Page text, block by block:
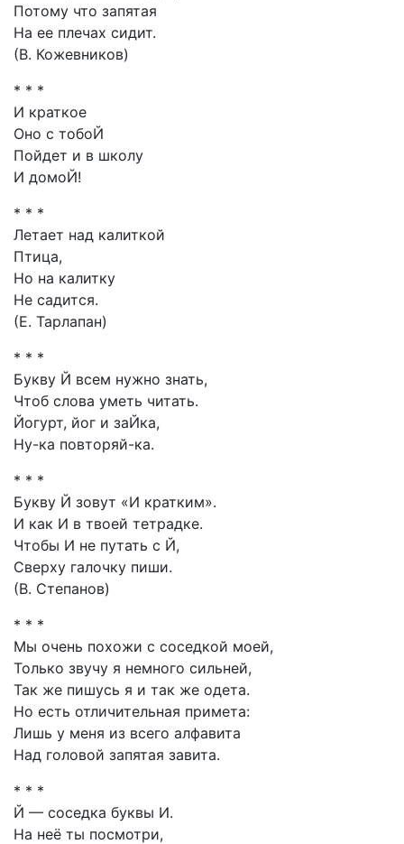
Потому что запятая
На ее плечах сидит.
(В. Кожевников)
* * *
И краткое
Оно с тобоЙ
Пойдет и в школу
И домоЙ!
* * *
Летает над калиткой
Птица,
Но на калитку
Не садится.
(Е. Тарлапан)
* * *
Букву Й всем нужно знать,
Чтоб слова уметь читать.
Йогурт, йог и заЙка,
Ну-ка повторяй-ка.
* * *
Букву Й зовут «И кратким».
И как И в твоей тетрадке.
Чтобы И не путать с Й,
Сверху галочку пиши.
(В. Степанов)
* * *
Мы очень похожи с соседкой моей,
Только звучу я немного сильней,
Так же пишусь я и так же одета.
Но есть отличительная примета:
Лишь у меня из всего алфавита
Над головой запятая завита.
* * *
Й — соседка буквы И.
На неё ты посмотри,